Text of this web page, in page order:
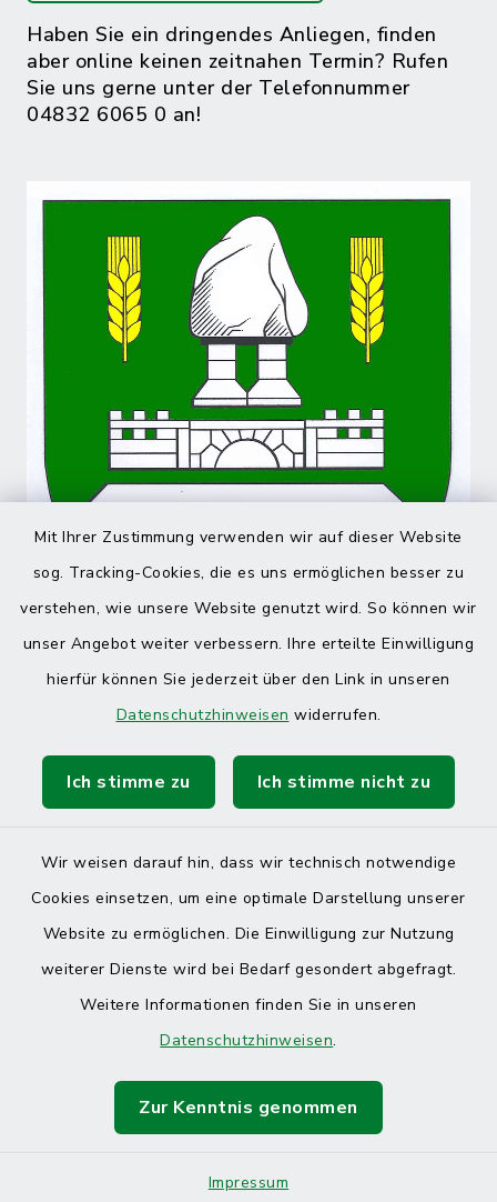
Mit Ihrer Zustimmung verwenden wir auf dieser Website
sog. Tracking-Cookies, die es uns ermöglichen besser zu
verstehen, wie unsere Website genutzt wird. So können wir
unser Angebot weiter verbessern. Ihre erteilte Einwilligung
hierfür können Sie jederzeit über den Link in unseren
Datenschutzhinweisen widerrufen.
Ich stimme zu Ich stimme nicht zu
Wir weisen darauf hin, dass wir technisch notwendige
Cookies einsetzen, um eine optimale Darstellung unserer
Website zu ermöglichen. Die Einwilligung zur Nutzung
weiterer Dienste wird bei Bedarf gesondert abgefragt.
Weitere Informationen finden Sie in unseren
Datenschutzhinweisen.
Zur Kenntnis genommen
Impressum
Haben Sie ein dringendes Anliegen, finden
aber online keinen zeitnahen Termin? Rufen
Sie uns gerne unter der Telefonnummer
04832 6065 0 an!
Kontakt
Datenschutz
Impressum
Sitemap
Cookie-Einstellungen